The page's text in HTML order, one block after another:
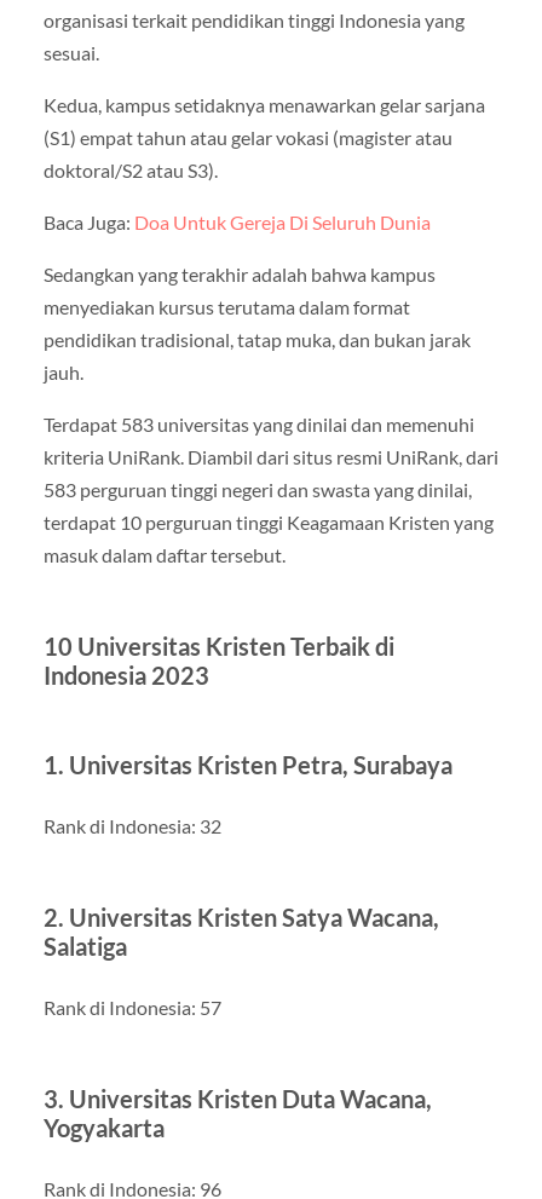
organisasi terkait pendidikan tinggi Indonesia yang
sesuai.
Kedua, kampus setidaknya menawarkan gelar sarjana
(S1) empat tahun atau gelar vokasi (magister atau
doktoral/S2 atau S3).
Baca Juga: Doa Untuk Gereja Di Seluruh Dunia
Sedangkan yang terakhir adalah bahwa kampus
menyediakan kursus terutama dalam format
pendidikan tradisional, tatap muka, dan bukan jarak
jauh.
Terdapat 583 universitas yang dinilai dan memenuhi
kriteria UniRank. Diambil dari situs resmi UniRank, dari
583 perguruan tinggi negeri dan swasta yang dinilai,
terdapat 10 perguruan tinggi Keagamaan Kristen yang
masuk dalam daftar tersebut.
10 Universitas Kristen Terbaik di
Indonesia 2023
1. Universitas Kristen Petra, Surabaya
Rank di Indonesia: 32
2. Universitas Kristen Satya Wacana,
Salatiga
Rank di Indonesia: 57
3. Universitas Kristen Duta Wacana,
Yogyakarta
Rank di Indonesia: 96